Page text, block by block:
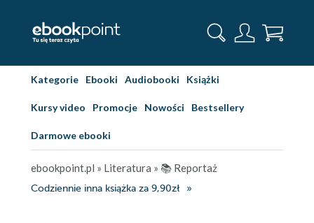
Kategorie Ebooki Audiobooki Książki
Kursy video Promocje Nowości Bestsellery
Darmowe ebooki
ebookpoint.pl » Literatura » 📚 Reportaż
Codziennie inna książka za 9,90zł